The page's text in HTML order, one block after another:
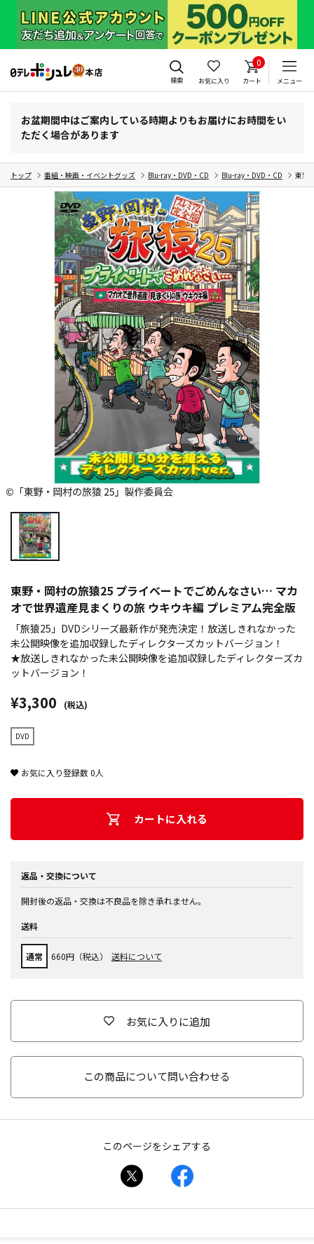
検索 お気に入り
0
カート メニュー
お盆期間中はご案内している時期よりもお届けにお時間をい
ただく場合があります
トップ 番組・映画・イベントグッズ Blu-ray・DVD・CD Blu-ray・DVD・CD 東野
東野・岡村の旅猿25 プライベートでごめんなさい… マカ
オで世界遺産見まくりの旅 ウキウキ編 プレミアム完全版
「旅猿25」DVDシリーズ最新作が発売決定！放送しきれなかった
未公開映像を追加収録したディレクターズカットバージョン！
★放送しきれなかった未公開映像を追加収録したディレクターズカ
ットバージョン！
¥3,300 (税込)
DVD
お気に入り登録数0人
カートに入れる
返品・交換について
開封後の返品・交換は不良品を除き承れません。
送料
通常 660円（税込） 送料について
お気に入りに追加
この商品について問い合わせる
このページをシェアする